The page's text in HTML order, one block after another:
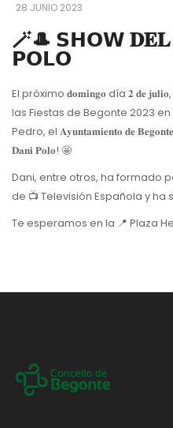
28 JUNIO 2023
🪄🎩 𝗦𝗛𝗢𝗪
𝗣𝗢𝗟𝗢
El próximo 𝐝𝐨𝐦𝐢𝐧𝐠𝐨 día 𝟐 𝐝𝐞
las Fiestas de Begonte 2023
Pedro, el 𝐀𝐲𝐮𝐧𝐭𝐚𝐦𝐢𝐞𝐧𝐭𝐨 𝐝𝐞
𝐃𝐚𝐧𝐢 𝐏𝐨𝐥𝐨! 🤩
Dani, entre otros, ha formado
de 📺 Televisión Española y ha
Te esperamos en la 📍 Plaza